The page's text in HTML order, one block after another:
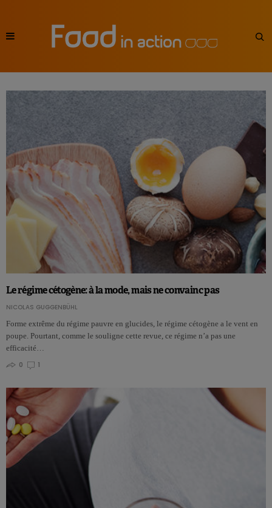
Le régime cétogène: à la mode, mais ne convainc pas
NICOLAS GUGGENBÜHL
Forme extrême du régime pauvre en glucides, le régime cétogène a le vent en
poupe. Pourtant, comme le souligne cette revue, ce régime n’a pas une
efficacité…
0
1